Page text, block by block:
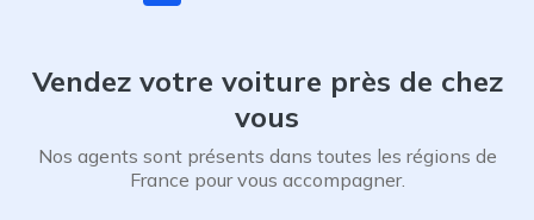
Vendez votre voiture près de chez
vous
Nos agents sont présents dans toutes les régions de
France pour vous accompagner.